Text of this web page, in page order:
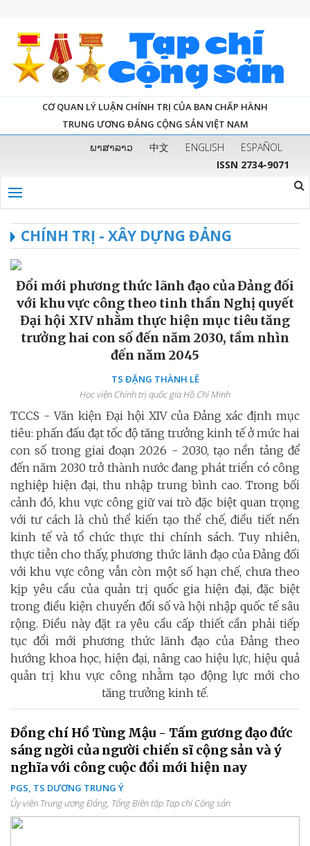
CƠ QUAN LÝ LUẬN CHÍNH TRỊ CỦA BAN CHẤP HÀNH
TRUNG ƯƠNG ĐẢNG CỘNG SẢN VIỆT NAM
ພາສາລາວ 中文 ENGLISH
ESPAÑOL
ISSN 2734-9071
CHÍNH TRỊ - XÂY DỰNG ĐẢNG
Đổi mới phương thức lãnh đạo của Đảng đối
với khu vực công theo tinh thần Nghị quyết
Đại hội XIV nhằm thực hiện mục tiêu tăng
trưởng hai con số đến năm 2030, tầm nhìn
đến năm 2045
TS ĐẶNG THÀNH LÊ
Học viện Chính trị quốc gia Hồ Chí Minh
TCCS - Văn kiện Đại hội XIV của Đảng xác định mục
tiêu: phấn đấu đạt tốc độ tăng trưởng kinh tế ở mức hai
con số trong giai đoạn 2026 - 2030, tạo nền tảng để
đến năm 2030 trở thành nước đang phát triển có công
nghiệp hiện đại, thu nhập trung bình cao. Trong bối
cảnh đó, khu vực công giữ vai trò đặc biệt quan trọng
với tư cách là chủ thể kiến tạo thể chế, điều tiết nền
kinh tế và tổ chức thực thi chính sách. Tuy nhiên,
thực tiễn cho thấy, phương thức lãnh đạo của Đảng đối
với khu vực công vẫn còn một số hạn chế, chưa theo
kịp yêu cầu của quản trị quốc gia hiện đại, đặc biệt
trong điều kiện chuyển đổi số và hội nhập quốc tế sâu
rộng. Điều này đặt ra yêu cầu cấp thiết cần phải tiếp
tục đổi mới phương thức lãnh đạo của Đảng theo
hướng khoa học, hiện đại, nâng cao hiệu lực, hiệu quả
quản trị khu vực công nhằm tạo động lực mới cho
tăng trưởng kinh tế.
Đồng chí Hồ Tùng Mậu - Tấm gương đạo đức
sáng ngời của người chiến sĩ cộng sản và ý
nghĩa với công cuộc đổi mới hiện nay
PGS, TS DƯƠNG TRUNG Ý
Ủy viên Trung ương Đảng, Tổng Biên tập Tạp chí Cộng sản